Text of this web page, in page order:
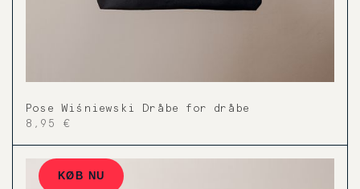
Pose Wiśniewski Dråbe for dråbe
8,95 €
KØB NU